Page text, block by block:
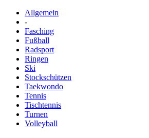
Allgemein
-
Fasching
Fußball
Radsport
Ringen
Ski
Stockschützen
Taekwondo
Tennis
Tischtennis
Turnen
Volleyball